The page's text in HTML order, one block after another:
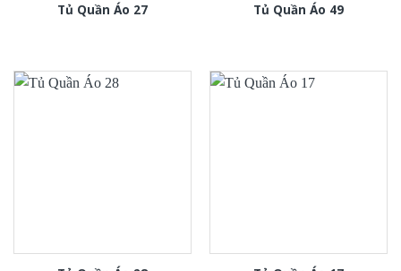
Tủ Quần Áo 27 Tủ Quần Áo 49